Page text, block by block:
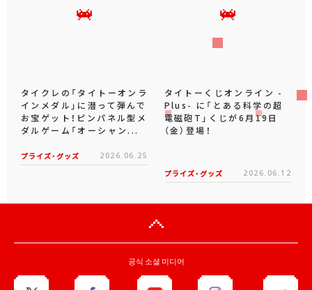
タイクレの「タイトーオンラ
インメダル」に潜って弾んで
お宝ゲット！ピンパネル型メ
ダルゲーム「オーシャン...
プライズ・グッズ 2026.06.25
タイトーくじオンライン -
Plus- に「とある科学の超
電磁砲T」くじが6月19日
（金）登場！
プライズ・グッズ 2026.06.12
공식 소셜 미디어